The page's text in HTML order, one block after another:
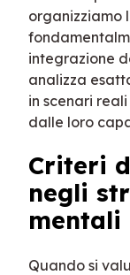
organizziamo
integrazione
analizza
in scenari
dalle loro
Criteri
negli
mentali
Quando si